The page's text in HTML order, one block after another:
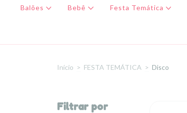
Balões Bebê Festa Temática
Início > FESTA TEMÁTICA > Disco
Filtrar por